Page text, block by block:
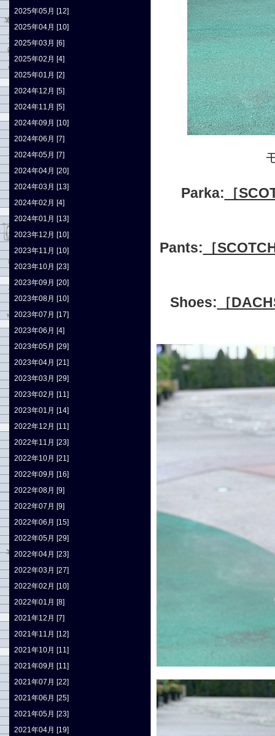
Parka: ［
Pants: ［
Shoes: ［
2025年05月 [12]
2025年04月 [10]
2025年03月 [6]
2025年02月 [4]
2025年01月 [2]
2024年12月 [5]
2024年11月 [5]
2024年09月 [10]
2024年06月 [7]
2024年05月 [7]
2024年04月 [20]
2024年03月 [13]
2024年02月 [4]
2024年01月 [13]
2023年12月 [10]
2023年11月 [10]
2023年10月 [23]
2023年09月 [20]
2023年08月 [10]
2023年07月 [17]
2023年06月 [4]
2023年05月 [29]
2023年04月 [21]
2023年03月 [29]
2023年02月 [11]
2023年01月 [14]
2022年12月 [11]
2022年11月 [23]
2022年10月 [21]
2022年09月 [16]
2022年08月 [9]
2022年07月 [9]
2022年06月 [15]
2022年05月 [29]
2022年04月 [23]
2022年03月 [27]
2022年02月 [10]
2022年01月 [8]
2021年12月 [7]
2021年11月 [12]
2021年10月 [11]
2021年09月 [11]
2021年07月 [22]
2021年06月 [25]
2021年05月 [23]
2021年04月 [19]